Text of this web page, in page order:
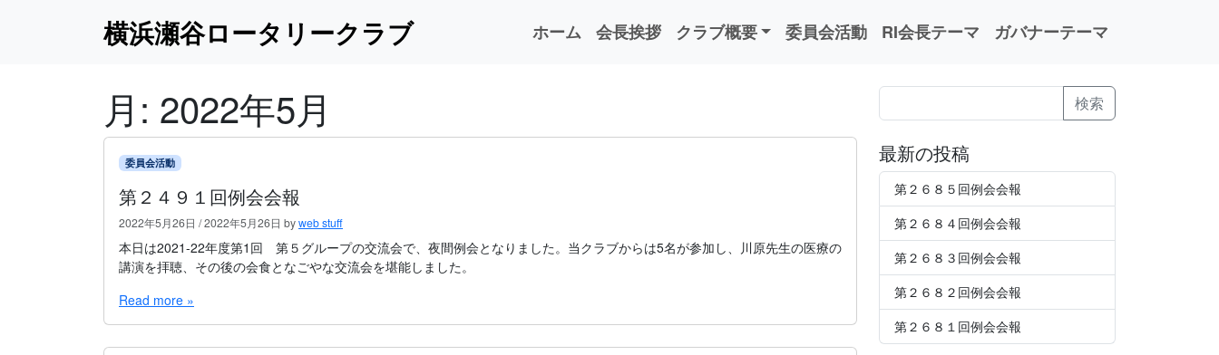
横浜瀬谷ロータリークラブ ホーム 会長挨拶 クラブ概要 委員会活動 RI会長テーマ ガバナーテーマ
月: 2022年5月
委員会活動
第２４９１回例会会報
2022年5月26日 /2022年5月26日 byweb stuff
本日は2021-22年度第1回 第５グループの交流会で、夜間例会となりました。当クラブからは5名が参加し、川原先生の医療の
講演を拝聴、その後の会食となごやな交流会を堪能しました。
Read more »
検
索
検索
最新の投稿
第２６８５回例会会報
第２６８４回例会会報
第２６８３回例会会報
第２６８２回例会会報
第２６８１回例会会報